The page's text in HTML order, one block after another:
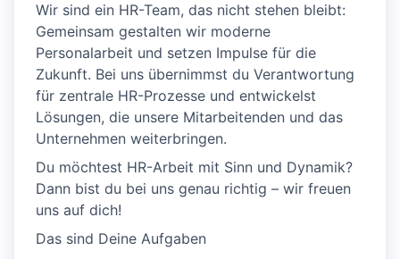
Wir sind ein HR-Team, das nicht stehen bleibt:
Gemeinsam gestalten wir moderne
Personalarbeit und setzen Impulse für die
Zukunft. Bei uns übernimmst du Verantwortung
für zentrale HR-Prozesse und entwickelst
Lösungen, die unsere Mitarbeitenden und das
Unternehmen weiterbringen.
Du möchtest HR-Arbeit mit Sinn und Dynamik?
Dann bist du bei uns genau richtig – wir freuen
uns auf dich!
Das sind Deine Aufgaben